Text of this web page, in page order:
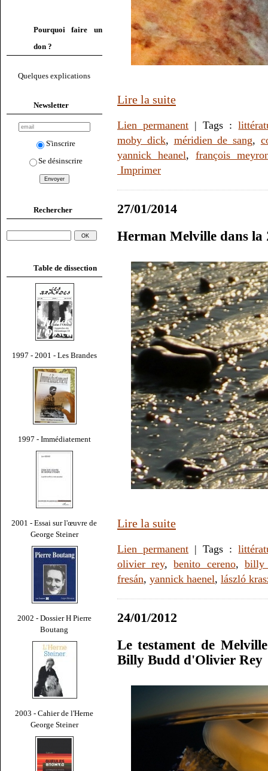
Pourquoi faire un
don ?
Quelques explications
Newsletter
S'inscrire
Se désinscrire
Rechercher
Table de dissection
1997 - 2001 - Les Brandes
1997 - Immédiatement
2001 - Essai sur l'œuvre de
George Steiner
2002 - Dossier H Pierre
Boutang
2003 - Cahier de l'Herne
George Steiner
Lire la suite
Lien permanent | Tags :
moby dick, méridien de sang,
yannick heanel, françois
Imprimer
27/01/2014
Herman Melville dans la
Lire la suite
Lien permanent | Tags :
olivier rey,benito cereno, billy
fresán, yannick haenel, lászló
24/01/2012
Le testament de
Billy Budd d'Olivier Rey